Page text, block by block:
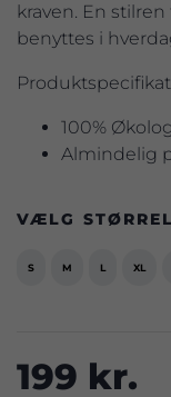
kraven. En
benyttes i
100%
Almindelig
VÆLG
S M L XL
199 kr.